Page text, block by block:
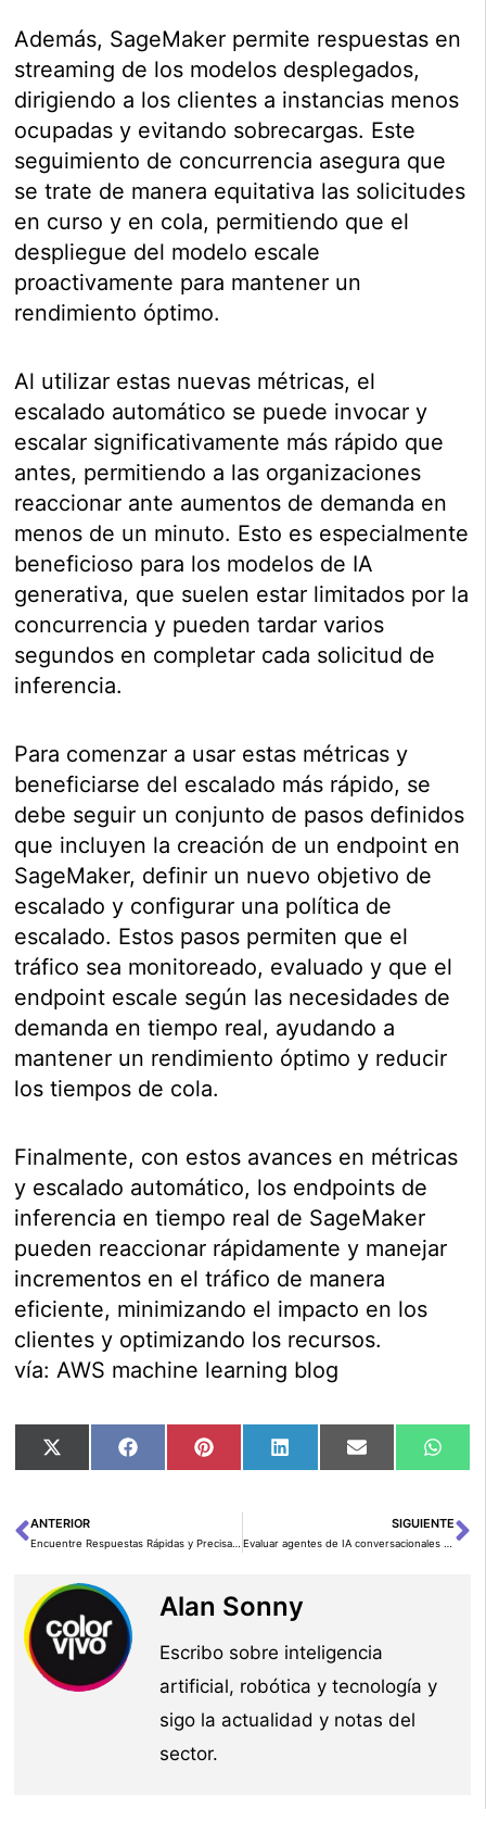
Además, SageMaker permite respuestas en
streaming de los modelos desplegados,
dirigiendo a los clientes a instancias menos
ocupadas y evitando sobrecargas. Este
seguimiento de concurrencia asegura que
se trate de manera equitativa las solicitudes
en curso y en cola, permitiendo que el
despliegue del modelo escale
proactivamente para mantener un
rendimiento óptimo.
Al utilizar estas nuevas métricas, el
escalado automático se puede invocar y
escalar significativamente más rápido que
antes, permitiendo a las organizaciones
reaccionar ante aumentos de demanda en
menos de un minuto. Esto es especialmente
beneficioso para los modelos de IA
generativa, que suelen estar limitados por la
concurrencia y pueden tardar varios
segundos en completar cada solicitud de
inferencia.
Para comenzar a usar estas métricas y
beneficiarse del escalado más rápido, se
debe seguir un conjunto de pasos definidos
que incluyen la creación de un endpoint en
SageMaker, definir un nuevo objetivo de
escalado y configurar una política de
escalado. Estos pasos permiten que el
tráfico sea monitoreado, evaluado y que el
endpoint escale según las necesidades de
demanda en tiempo real, ayudando a
mantener un rendimiento óptimo y reducir
los tiempos de cola.
Finalmente, con estos avances en métricas
y escalado automático, los endpoints de
inferencia en tiempo real de SageMaker
pueden reaccionar rápidamente y manejar
incrementos en el tráfico de manera
eficiente, minimizando el impacto en los
clientes y optimizando los recursos.
vía: AWS machine learning blog
Compartir
en
X
(Twitter)
Compartir
en
FacebookCompartir
en
PinterestCompartir
en
LinkedInCompartir
en
Email
en
Ant
ANTERIOR SIGUIENTE
Alan Sonny
Escribo sobre inteligencia
artificial, robótica y tecnología y
sigo la actualidad y notas del
sector.